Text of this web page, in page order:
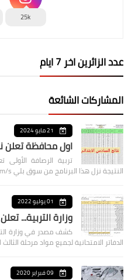
25k
عدد الزائرين اخر 7 ايام
المشاركات الشائعة
21 مايو 2024
اول محافظة تعلن
تربية الرصافة الأولى
النتيجة نزل هذا البرنامج من سوق بلي https://play.google.com/s…
01 يوليو 2022
وزارة التربية...
كشف مصدر في وزارة
الدفاتر الامتحانية لجميع مواد مرحلة
09 فبراير 2020